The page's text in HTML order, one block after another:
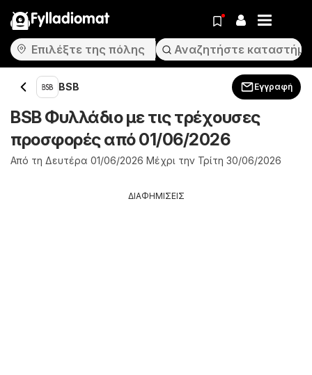
Fylladiomat
BSB Εγγραφή
BSB Φυλλάδιο με τις τρέχουσες
προσφορές από 01/06/2026
Από τη Δευτέρα 01/06/2026 Μέχρι την Τρίτη 30/06/2026
ΔΙΑΦΗΜΙΣΕΙΣ